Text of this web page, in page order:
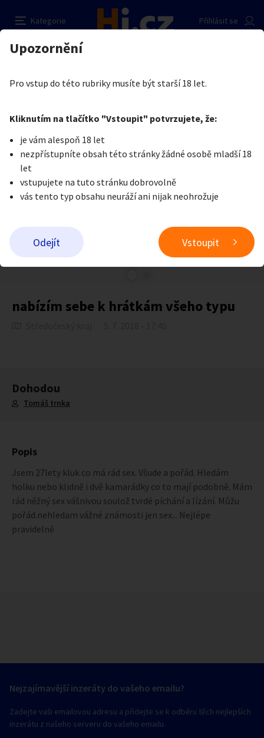
Kategorie
Přihlásit se
Auto-moto
Reality a bydlení Seznamka
Zvířata
Stroje a nářadí PC a elektro Sport a hobby
Sběratelství
Přidat inzerát
Erotika Ostatní a související
Je nám líto, ale tenhle inzerát již není aktuální.
nabízím sebe k hrátkám všeho typu
Dohodou
Tomáš trnka
Popis
Jsem 27lety kluk co má rád sex. Všude a pořád. Hledám
holku nebo klidně i dvě kamarádky co to mají podobně. Mám
rád něžný sex vášnivou soulož tvrdé píchání a lízání. Můžu
pořád.nehledam vážné známosti jen sex... Nejlépe
pravidelně
nabízím sebe k hrátkám všeho typu
Prodávající
Pošlete uživateli zprávu
Nahlásit inzerát
Nejzajímavější inzeráty do vašeho emailu?
Zadejte vaši emailovou adresu a přidejte se k odběru těch nejlepších
inzerátu z našeho serveru do vašeho emailu.
Upozornění
Pro vstup do této rubriky musíte být starší 18 let.
Kliknutím na tlačítko "Vstoupit" potvrzujete, že:
je vám alespoň 18 let
nezpřístupníte obsah této stránky žádné osobě mladší 18
let
vstupujete na tuto stránku dobrovolně
vás tento typ obsahu neuráží ani nijak neohrožuje
Odejít Vstoupit